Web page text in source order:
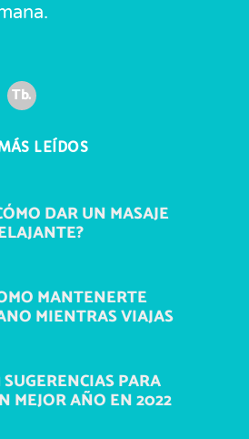
Tb.
LEÍDOS
DAR UN MASAJE
MANTENERTE
MIENTRAS VIAJAS
SUGERENCIAS PARA
MEJOR AÑO EN 2022